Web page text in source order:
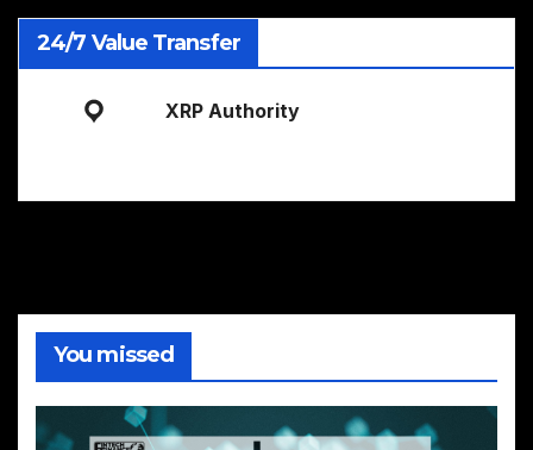
24/7 Value Transfer
XRP Authority
You missed